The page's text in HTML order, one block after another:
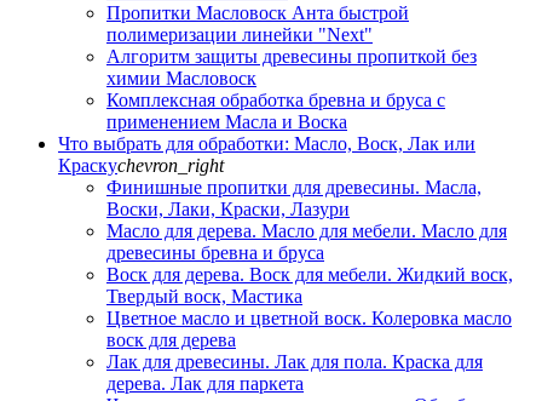
Пропитки Масловоск Анта быстрой
полимеризации линейки "Next"
Алгоритм защиты древесины пропиткой без
химии Масловоск
Комплексная обработка бревна и бруса с
применением Масла и Воска
Что выбрать для обработки: Масло, Воск, Лак или
Краскуchevron_right
Финишные пропитки для древесины. Масла,
Воски, Лаки, Краски, Лазури
Масло для дерева. Масло для мебели. Масло для
древесины бревна и бруса
Воск для дерева. Воск для мебели. Жидкий воск,
Твердый воск, Мастика
Цветное масло и цветной воск. Колеровка масло
воск для дерева
Лак для древесины. Лак для пола. Краска для
дерева. Лак для паркета